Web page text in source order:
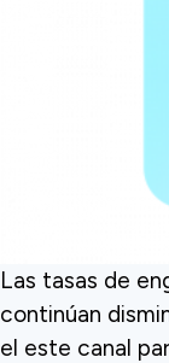
Las tasas de
continúan
el este canal